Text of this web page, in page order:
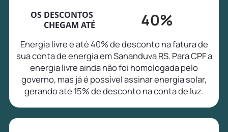
OS DESCONTOS
CHEGAM ATÉ
40%
Energia livre é até 40% de desconto na fatura de
sua conta de energia em Sananduva RS. Para CPF a
energia livre ainda não foi homologada pelo
governo, mas já é possível assinar energia solar,
gerando até 15% de desconto na conta de luz.